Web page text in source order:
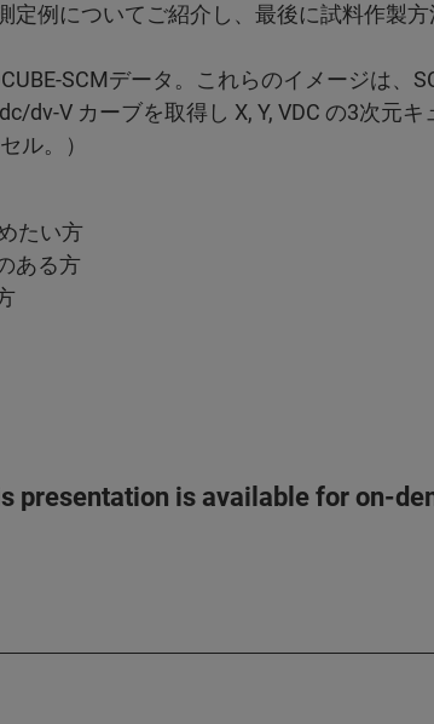
定例についてご紹介し、最後に試料作製
SCMデータ。これらのイメージは、
dv-V カーブを取得し X, Y, VDC の3次元
ル。）
たい方
ある方
presentation is available for on-